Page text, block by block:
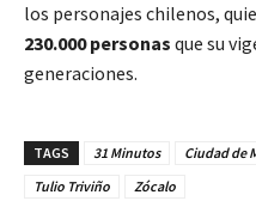
los personajes chilenos,
230.000 personas que su
generaciones.
TAGS 31 Minutos Ciudad de
Tulio Triviño
Zócalo